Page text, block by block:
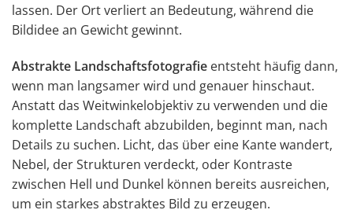
lassen. Der Ort verliert an Bedeutung, während die
Bildidee an Gewicht gewinnt.
Abstrakte Landschaftsfotografie entsteht häufig dann,
wenn man langsamer wird und genauer hinschaut.
Anstatt das Weitwinkelobjektiv zu verwenden und die
komplette Landschaft abzubilden, beginnt man, nach
Details zu suchen. Licht, das über eine Kante wandert,
Nebel, der Strukturen verdeckt, oder Kontraste
zwischen Hell und Dunkel können bereits ausreichen,
um ein starkes abstraktes Bild zu erzeugen.